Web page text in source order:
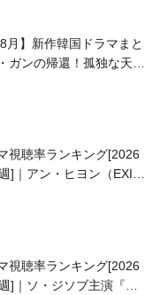
8月】新作韓国ドラマまと
ガンの帰還！孤独な天才
視聴率ランキング[2026
]｜アン・ヒヨン（EXID
視聴率ランキング[2026
]｜ソ・ジソブ主演『エ